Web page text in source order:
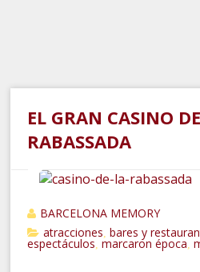
EL GRAN CASINO
RABASSADA
BARCELONA MEMORY
atracciones bares y
espectáculos ,marcaron época ,